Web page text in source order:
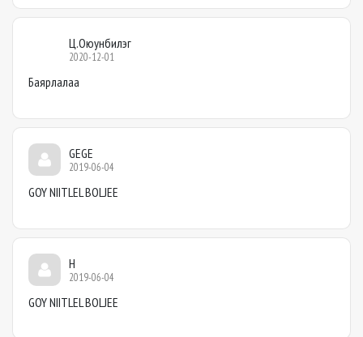
Ц.Оюунбилэг
2020-12-01
Баярлалаа
GEGE
2019-06-04
GOY NIITLEL BOLJEE
H
2019-06-04
GOY NIITLEL BOLJEE